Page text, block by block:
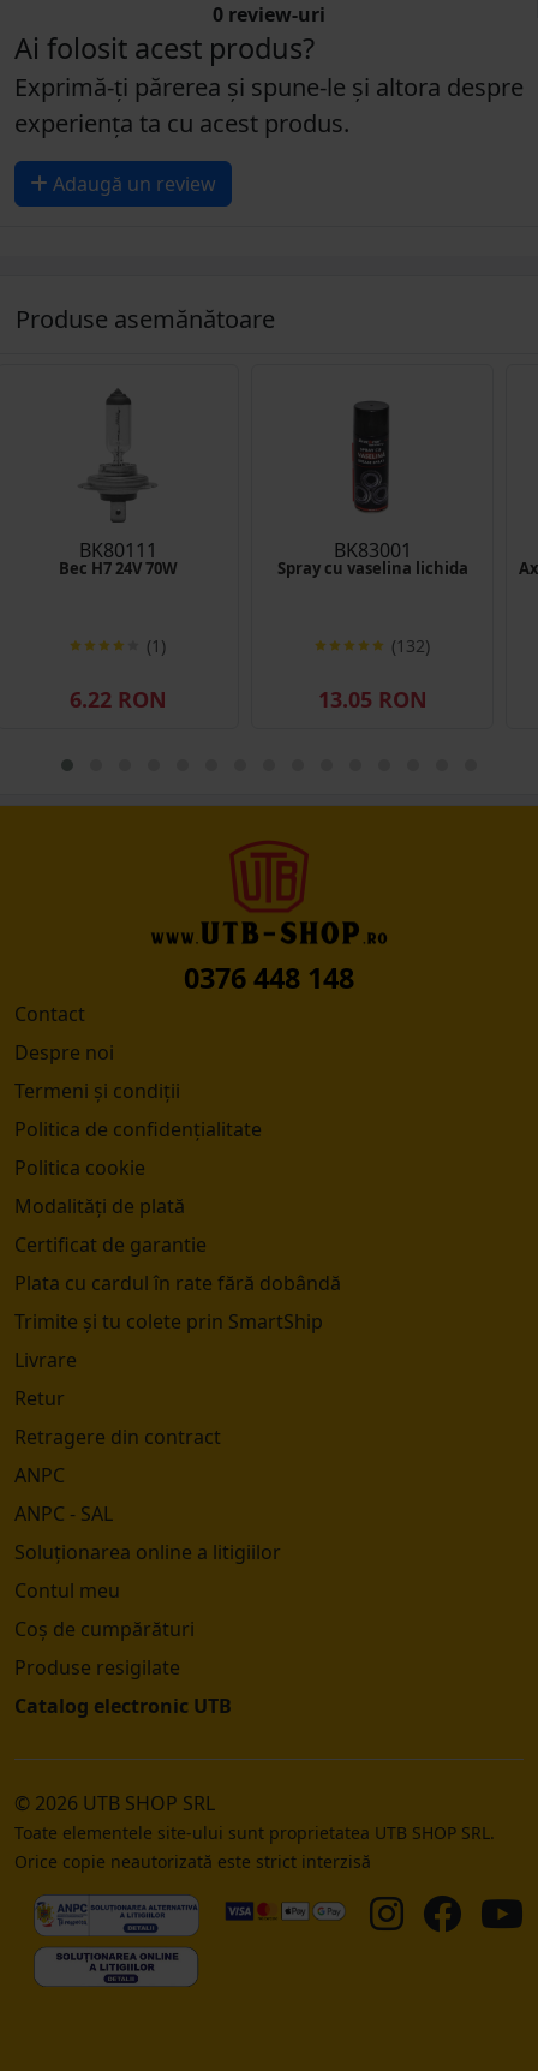
0 review-uri
Ai folosit acest produs?
Exprimă-ți părerea și spune-le și altora despre
experiența ta cu acest produs.
Adaugă un review
Produse asemănătoare
BK80111
Bec H7 24V 70W
(1)
6.22 RON
BK83001
Spray cu vaselina lichida
(132)
13.05 RON
0376 448 148
Contact
Despre noi
Termeni și condiții
Politica de confidențialitate
Politica cookie
Modalități de plată
Certificat de garantie
Plata cu cardul în rate fără dobândă
Trimite și tu colete prin SmartShip
Livrare
Retur
Retragere din contract
ANPC
ANPC - SAL
Soluționarea online a litigiilor
Contul meu
Coș de cumpărături
Produse resigilate
Catalog electronic UTB
© 2026 UTB SHOP SRL
Toate elementele site-ului sunt proprietatea UTB SHOP SRL.
Orice copie neautorizată este strict interzisă